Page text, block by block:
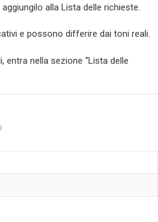
alla Lista delle richieste.
e possono differire dai toni reali.
entra nella sezione “Lista delle